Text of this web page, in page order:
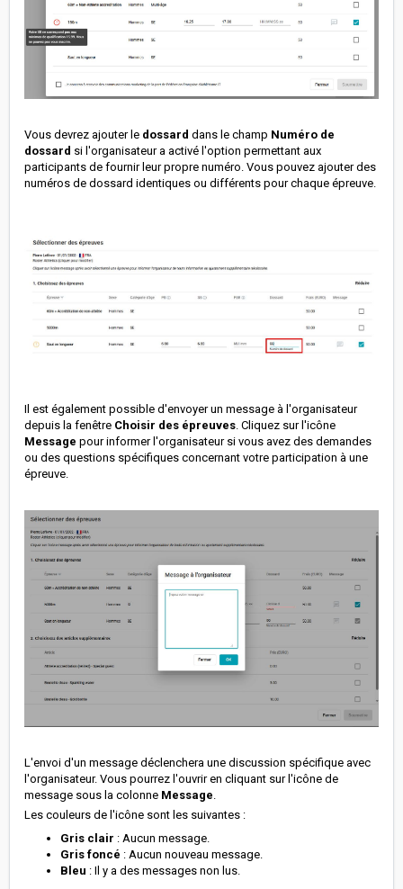
Vous devrez ajouter le dossard dans le champ Numéro de
dossard si l'organisateur a activé l'option permettant aux
participants de fournir leur propre numéro. Vous pouvez ajouter des
numéros de dossard identiques ou différents pour chaque épreuve.
Il est également possible d'envoyer un message à l'organisateur
depuis la fenêtre Choisir des épreuves. Cliquez sur l'icône
Message pour informer l'organisateur si vous avez des demandes
ou des questions spécifiques concernant votre participation à une
épreuve.
L'envoi d'un message déclenchera une discussion spécifique avec
l'organisateur. Vous pourrez l'ouvrir en cliquant sur l'icône de
message sous la colonne Message
Les couleurs de l'icône sont les suivantes :
Gris clair : Aucun message.
Gris foncé : Aucun nouveau message.
Bleu : Il y a des messages non lus.